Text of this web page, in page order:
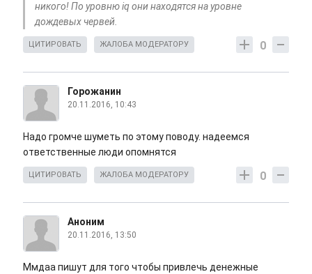
никого! По уровню iq они находятся на уровне
дождевых червей.
0
ЦИТИРОВАТЬ ЖАЛОБА МОДЕРАТОРУ
Горожанин
20.11.2016, 10:43
Надо громче шуметь по этому поводу. надеемся
ответственные люди опомнятся
0
ЦИТИРОВАТЬ ЖАЛОБА МОДЕРАТОРУ
Аноним
20.11.2016, 13:50
Ммдаа пишут для того чтобы привлечь денежные